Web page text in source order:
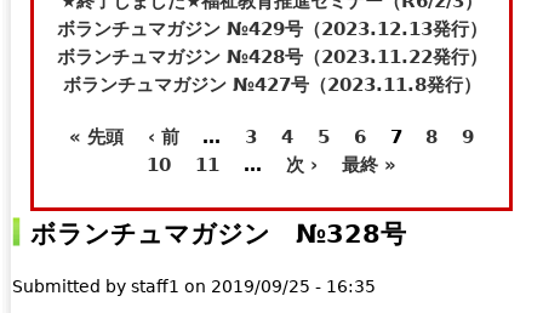
-
m
a
)
e
r
n
ボランチュマガジン №429号（2023.12.13発行）
ボランチュマガジン №428号（2023.11.22発行）
ボランチュマガジン №427号（2023.11.8発行）
ジ
« 先頭 ‹ 前 … 3 4 5 6 7 8
9
10
11 … 次 › 最終 »
ボランチュマガジン №328号
Submitted by staff1 on 2019/09/25 - 16:35